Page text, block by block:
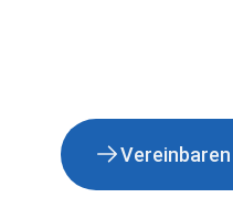
Vereinbaren